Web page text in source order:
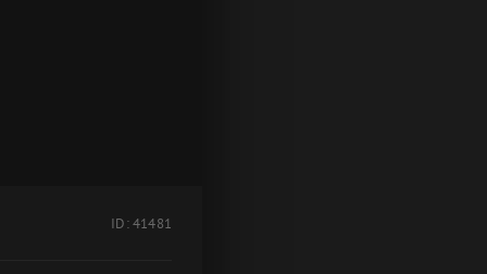
ID: 41481